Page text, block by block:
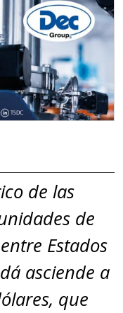
de las
de
Estados
asciende a
que